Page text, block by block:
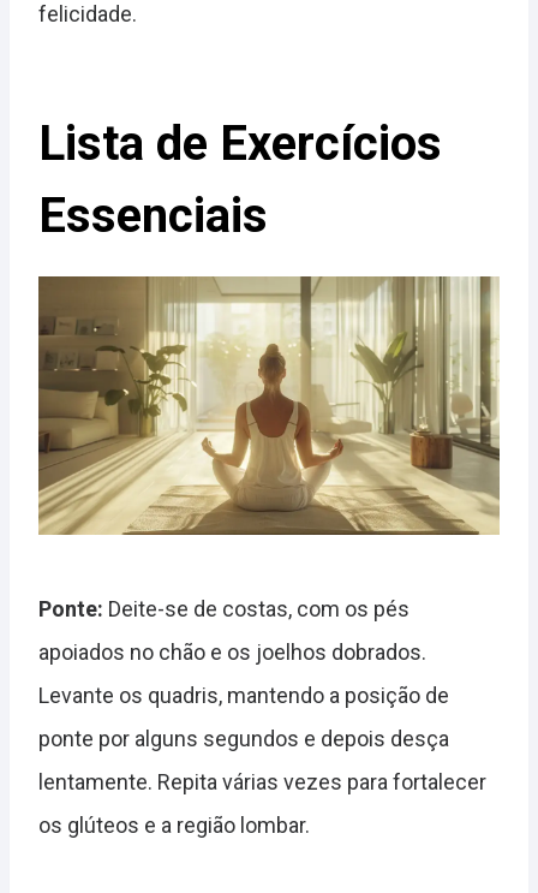
felicidade.
Lista de Exercícios
Essenciais
Ponte: Deite-se de costas, com os pés
apoiados no chão e os joelhos dobrados.
Levante os quadris, mantendo a posição de
ponte por alguns segundos e depois desça
lentamente. Repita várias vezes para fortalecer
os glúteos e a região lombar.